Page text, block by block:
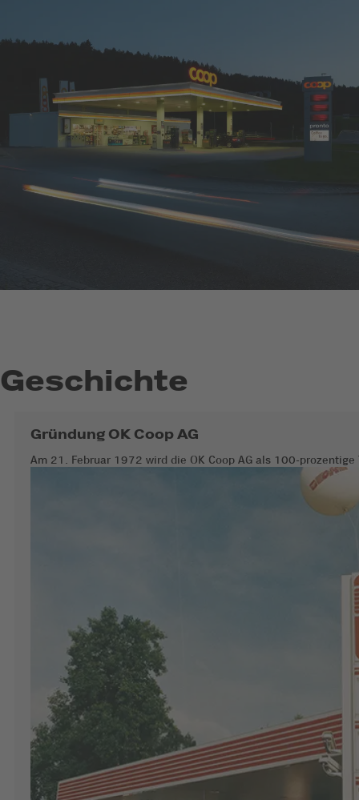
Geschichte
Gründung OK Coop AG
Am 21. Februar 1972 wird die OK Coop AG als 100-